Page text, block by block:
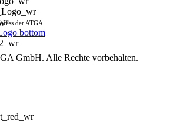
der ATGA
GmbH. Alle Rechte vorbehalten.